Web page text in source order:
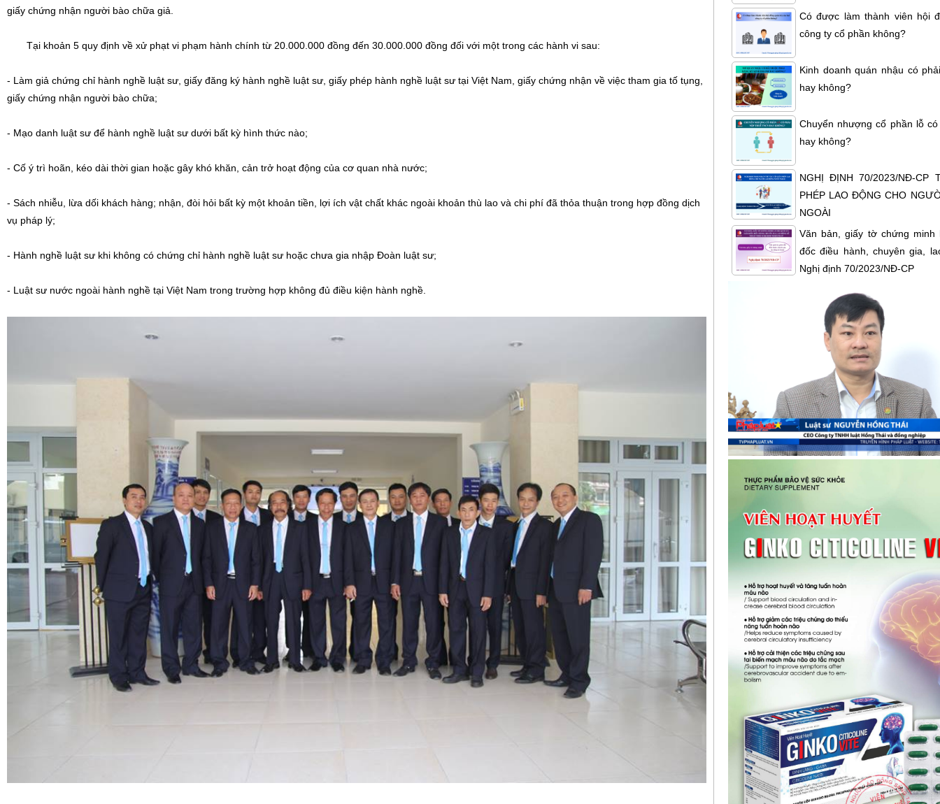
giấy chứng nhận người bào chữa giả.
Tại khoản 5 quy định về xử phạt vi phạm hành chính từ 20.000.000 đồng đến 30.000.000 đồng đối với một trong các hành vi sau:
- Làm giả chứng chỉ hành nghề luật sư, giấy đăng ký hành nghề luật sư, giấy phép hành nghề luật sư tại Việt Nam, giấy chứng nhận về việc tham gia tố tụng,
giấy chứng nhận người bào chữa;
- Mạo danh luật sư để hành nghề luật sư dưới bất kỳ hình thức nào;
- Cố ý trì hoãn, kéo dài thời gian hoặc gây khó khăn, cản trở hoạt động của cơ quan nhà nước;
- Sách nhiễu, lừa dối khách hàng; nhận, đòi hỏi bất kỳ một khoản tiền, lợi ích vật chất khác ngoài khoản thù lao và chi phí đã thỏa thuận trong hợp đồng dịch
vụ pháp lý;
- Hành nghề luật sư khi không có chứng chỉ hành nghề luật sư hoặc chưa gia nhập Đoàn luật sư;
- Luật sư nước ngoài hành nghề tại Việt Nam trong trường hợp không đủ điều kiện hành nghề.
Có được làm thành viên hội
công ty cổ phần không?
Kinh doanh quán nhậu có
hay không?
Chuyển nhượng cổ phần lỗ
hay không?
NGHỊ ĐỊNH 70/2023/NĐ-CP
PHÉP LAO ĐỘNG CHO
NGOÀI
Văn bản, giấy tờ chứng minh
đốc điều hành, chuyên gia,
Nghị định 70/2023/NĐ-CP